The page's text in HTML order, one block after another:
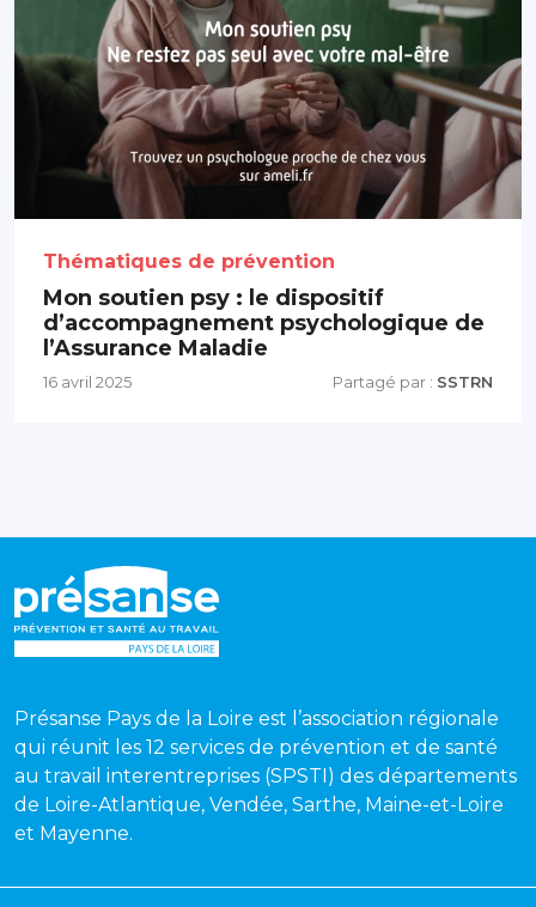
Mon soutien psy : le dispositif
d’accompagnement psychologique de
l’Assurance Maladie
Thématiques de prévention
16 avril 2025 Partagé par : SSTRN
Présanse Pays de la Loire est l’association régionale
qui réunit les 12 services de prévention et de santé
au travail interentreprises (SPSTI) des départements
de Loire-Atlantique, Vendée, Sarthe, Maine-et-Loire
et Mayenne.